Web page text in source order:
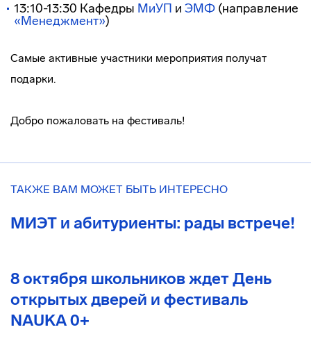
13:10-13:30 Кафедры МиУП и ЭМФ (направление
«Менеджмент»)
Самые активные участники мероприятия получат
подарки.
Добро пожаловать на фестиваль!
ТАКЖЕ ВАМ МОЖЕТ БЫТЬ ИНТЕРЕСНО
МИЭТ и абитуриенты: рады встрече!
8 октября школьников ждет День
открытых дверей и фестиваль
NAUKA 0+